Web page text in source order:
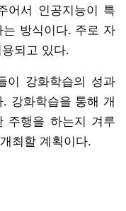
어서 인공지능이 특
방식이다. 주로 자
되고 있다.
이 강화학습의 성과
강화학습을 통해 개
주행을 하는지 겨루
최할 계획이다.